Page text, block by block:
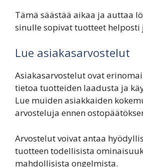
Tämä säästää aikaa ja auttaa
sinulle sopivat tuotteet helposti
Lue asiakasarvostelut
Asiakasarvostelut ovat
tietoa tuotteiden laadusta ja
Lue muiden asiakkaiden
arvosteluja ennen
Arvostelut voivat antaa
tuotteen todellisista
mahdollisista ongelmista.